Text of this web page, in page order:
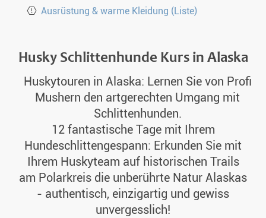
Ausrüstung & warme Kleidung (Liste)
Husky Schlittenhunde Kurs in Alaska
Huskytouren in Alaska: Lernen Sie von Profi
Mushern den artgerechten Umgang mit
Schlittenhunden.
12 fantastische Tage mit Ihrem
Hundeschlittengespann: Erkunden Sie mit
Ihrem Huskyteam auf historischen Trails
am Polarkreis die unberührte Natur Alaskas
- authentisch, einzigartig und gewiss
unvergesslich!